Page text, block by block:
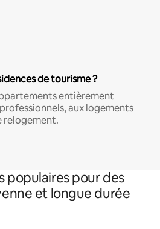
de tourisme ?
entièrement
aux logements
relogement.
populaires pour des
et longue durée